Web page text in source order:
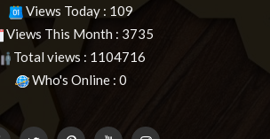
Views Today : 109
Views This Month : 3735
Total views : 1104716
Who's Online : 0